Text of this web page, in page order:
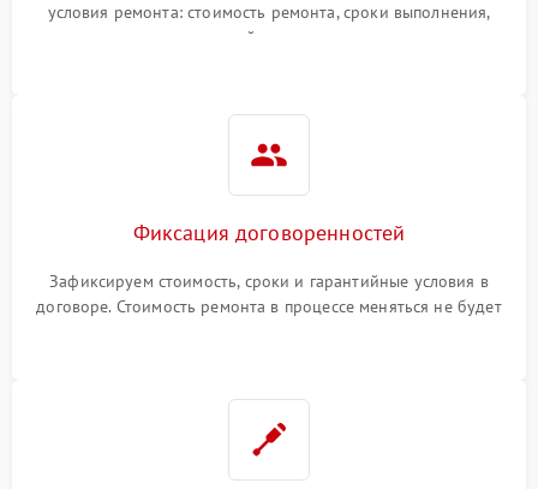
условия ремонта: стоимость ремонта, сроки выполнения,
гарантийные условия
Фиксация договоренностей
Зафиксируем стоимость, сроки и гарантийные условия в
договоре. Стоимость ремонта в процессе меняться не будет